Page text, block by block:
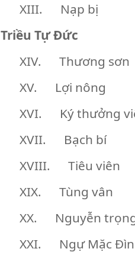
XIII. Nạp bị
Triều Tự Đức
XIV. Thương sơn
XV. Lợi nông
XVI. Ký thưởng
XVII. Bạch bí
XVIII. Tiêu viên
XIX. Tùng vân
XX. Nguyễn trọng
XXI. Ngự Mặc